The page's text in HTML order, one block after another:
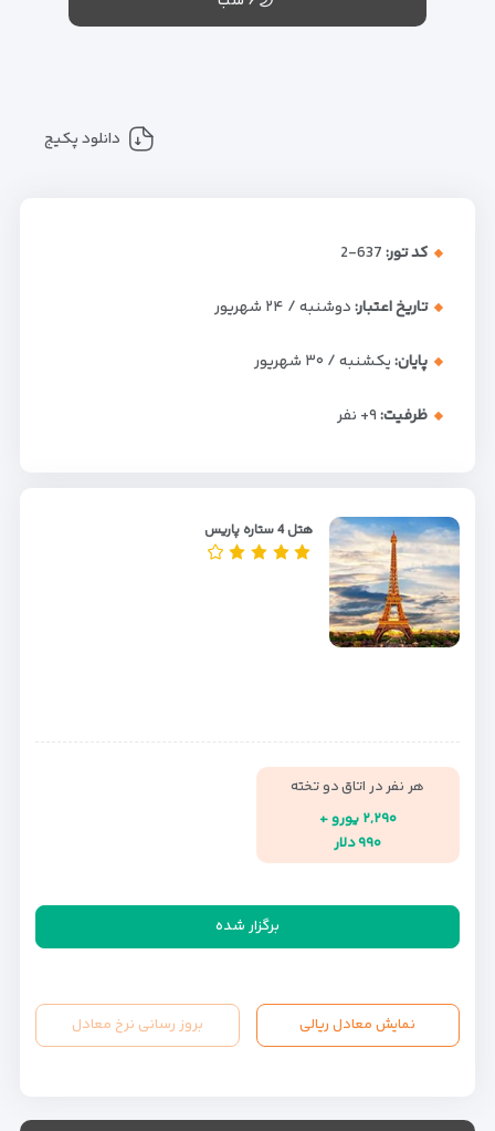
دانلود پکیج
کد تور:637-2
تاریخ اعتبار:دوشنبه / ۲۴ شهریور
پایان:یکشنبه / ۳۰ شهریور
ظرفیت:+۹ نفر
هتل 4 ستاره پاریس
هر نفر در اتاق دو تخته
۲,۲۹۰ یورو +
۹۹۰ دلار
برگزار شده
نمایش معادل ریالی بروز رسانی نرخ معادل